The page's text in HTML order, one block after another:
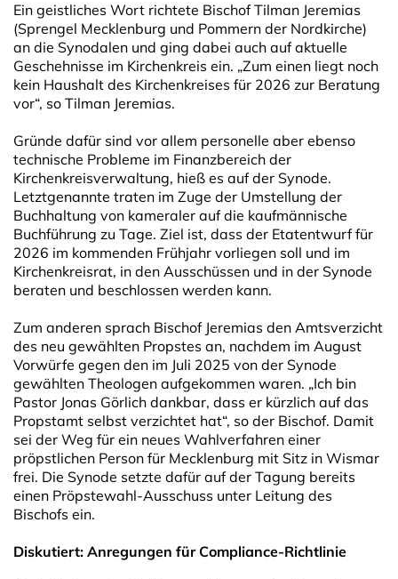
Ein geistliches Wort richtete Bischof Tilman Jeremias
(Sprengel Mecklenburg und Pommern der Nordkirche)
an die Synodalen und ging dabei auch auf aktuelle
Geschehnisse im Kirchenkreis ein. „Zum einen liegt noch
kein Haushalt des Kirchenkreises für 2026 zur Beratung
vor“, so Tilman Jeremias.
Gründe dafür sind vor allem personelle aber ebenso
technische Probleme im Finanzbereich der
Kirchenkreisverwaltung, hieß es auf der Synode.
Letztgenannte traten im Zuge der Umstellung der
Buchhaltung von kameraler auf die kaufmännische
Buchführung zu Tage. Ziel ist, dass der Etatentwurf für
2026 im kommenden Frühjahr vorliegen soll und im
Kirchenkreisrat, in den Ausschüssen und in der Synode
beraten und beschlossen werden kann.
Zum anderen sprach Bischof Jeremias den Amtsverzicht
des neu gewählten Propstes an, nachdem im August
Vorwürfe gegen den im Juli 2025 von der Synode
gewählten Theologen aufgekommen waren. „Ich bin
Pastor Jonas Görlich dankbar, dass er kürzlich auf das
Propstamt selbst verzichtet hat“, so der Bischof. Damit
sei der Weg für ein neues Wahlverfahren einer
pröpstlichen Person für Mecklenburg mit Sitz in Wismar
frei. Die Synode setzte dafür auf der Tagung bereits
einen Pröpstewahl-Ausschuss unter Leitung des
Bischofs ein.
Diskutiert: Anregungen für Compliance-Richtlinie